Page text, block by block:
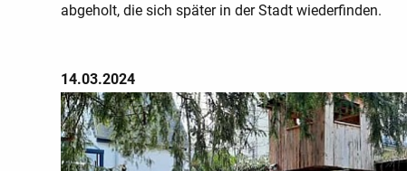
abgeholt, die sich später in der Stadt wiederfinden.
14.03.2024